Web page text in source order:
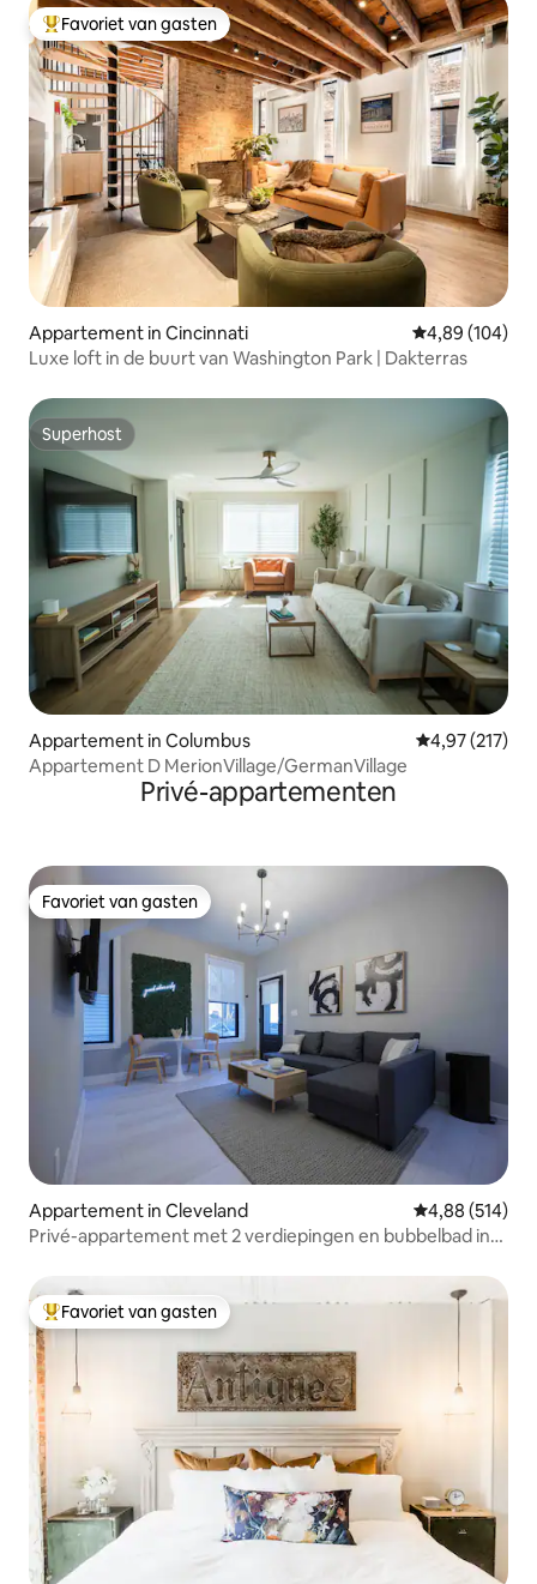
Topfavoriet van gasten
Favoriet van gasten
Appartement in Cincinnati Gemiddelde
4,89 (104)
Luxe loft in de buurt van Washington Park | Dakterras
Superhost
Superhost
Appartement in Columbus Gemiddelde
4,97 (217)
Appartement D MerionVillage/GermanVillage
Privé-appartementen
Favoriet van gasten
Favoriet van gasten
Appartement in Cleveland Gemiddelde
4,88 (514)
Privé-appartement met 2 verdiepingen en bubbelbad in
Topfavoriet van gasten
Favoriet van gasten